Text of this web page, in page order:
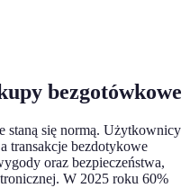
bezgotówkowe
staną się normą. Użytkownicy
transakcje bezdotykowe
oraz bezpieczeństwa,
W 2025 roku 60%